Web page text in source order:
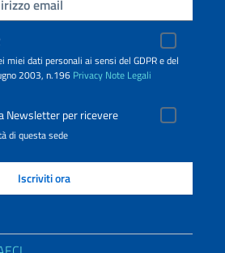
miei dati personali ai sensi del GDPR e del
2003, n.196 Privacy Note Legali
Newsletter per ricevere
di questa sede